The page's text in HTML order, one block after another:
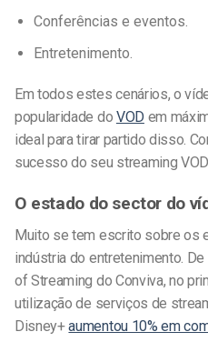
Conferências e eventos.
Entretenimento.
Em todos estes cenários, o
popularidade do VOD em
ideal para tirar partido disso.
sucesso do seu streaming
O estado do sector do
Muito se tem escrito sobre os
indústria do entretenimento.
of Streaming do Conviva, no
utilização de serviços de
Disney+aumentou 10% em